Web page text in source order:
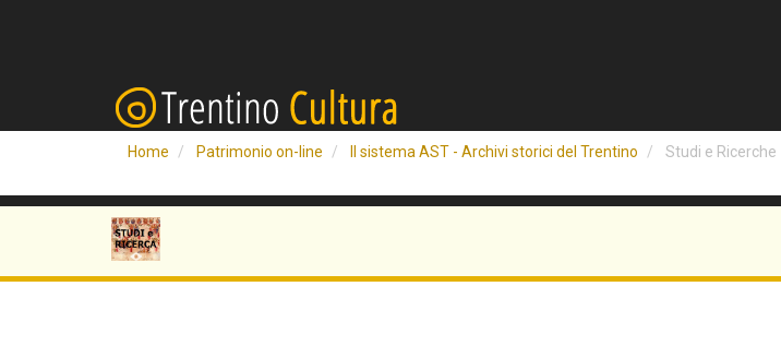
Home Patrimonio on-line Il sistema AST - Archivi storici del Trentino Studi e Ricerche